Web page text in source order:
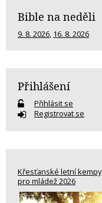
Bible na neděli
9. 8. 2026, 16. 8. 2026
Přihlášení
Přihlásit se
Registrovat se
Křesťanské letní kempy
pro mládež 2026